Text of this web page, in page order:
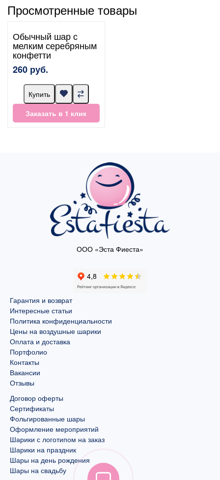
Просмотренные товары
Обычный шар с
мелким серебряным
конфетти
260 руб.
Купить
Заказать в 1 клик
ООО «Эста Фиеста»
Гарантия и возврат
Интересные статьи
Политика конфиденциальности
Цены на воздушные шарики
Оплата и доставка
Портфолио
Контакты
Вакансии
Отзывы
Договор оферты
Сертификаты
Фольгированные шары
Оформление мероприятий
Шарики с логотипом на заказ
Шарики на праздник
Шары на день рождения
Шары на свадьбу